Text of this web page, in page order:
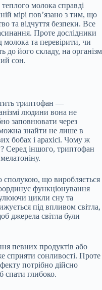
молока справді
мірі пов’язано з тим, що
та відчуття безпеки. Все
Проте дослідники
та перевірити, чи
до його складу, на організм
сон.
триптофан —
людини вона не
заповнювати через
знайти не лише в
бобах і арахісі. Чому ж
Серед іншого, триптофан
сполукою, що виробляється
функціонування
цикли сну та
під впливом світла,
джерела світла були
певних продуктів або
сприяти сонливості. Проте
потрібно дійсно
спати глибоко.